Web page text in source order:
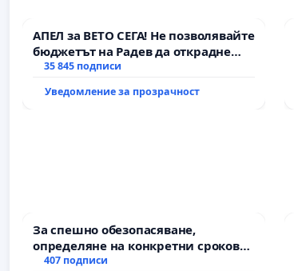
АПЕЛ за ВЕТО СЕГА! Не позволявайте
бюджетът на Радев да открадне
парите и правата ни в тъмното
35 845 подписи
Уведомление за прозрачност
За спешно обезопасяване,
определяне на конкретни срокове
и извършване на цялостна
407 подписи